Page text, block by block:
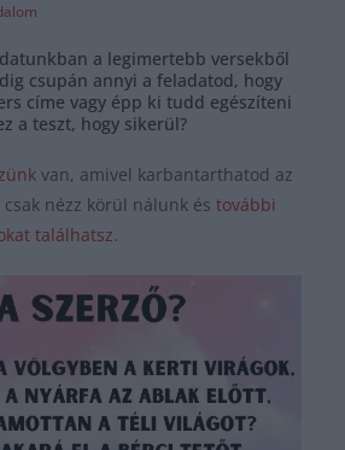
a legimertebb versekből
csupán annyi a feladatod, hogy
címe vagy épp ki tudd egészíteni
a teszt, hogy sikerül?
van, amivel karbantarthatod az
nézz körül nálunk és további
találhatsz.